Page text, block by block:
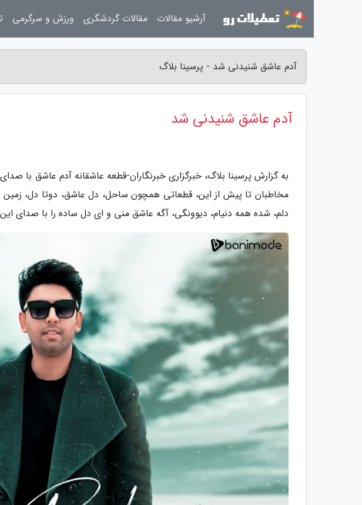
آدم عاشق شنیدنی شد - پرسینا بلاگ
آدم عاشق شنیدنی شد
به گزارش پرسینا بلاگ، خبرگزاری خبرنگاران-قطعه عاشقانه آدم عاشق با
مخاطبان تا پیش از این، قطعاتی همچون ساحل، دل عاشق، دوتا دل، زمین
دلم، شده همه دنیام، دیوونگی، آگه عاشق منی و ای دل ساده را با صدای این
آرشیو مقالات مقالات گردشگری ورزش و سرگرمی